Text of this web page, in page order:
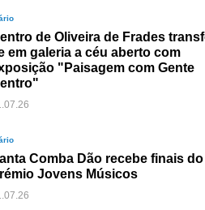
de Oliveira de Frades
em galeria a céu aberto com
"Paisagem com Gente
Comba Dão recebe finais do
Jovens Músicos